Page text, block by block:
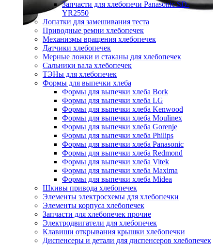
Запчасти для хлебопечи Panasonic SD-
YR2550
Лопатки для замешивания теста
Приводные ремни хлебопечек
Механизмы вращения хлебопечек
Датчики хлебопечек
Мерные ложки и стаканы для хлебопечек
Сальники вала хлебопечек
ТЭНы для хлебопечек
Формы для выпечки хлеба
Формы для выпечки хлеба Bork
Формы для выпечки хлеба LG
Формы для выпечки хлеба Kenwood
Формы для выпечки хлеба Moulinex
Формы для выпечки хлеба Gorenje
Формы для выпечки хлеба Philips
Формы для выпечки хлеба Panasonic
Формы для выпечки хлеба Redmond
Формы для выпечки хлеба Vitek
Формы для выпечки хлеба Maxima
Формы для выпечки хлеба Midea
Шкивы привода хлебопечек
Элементы электросхемы для хлебопечки
Элементы корпуса хлебопечек
Запчасти для хлебопечек прочие
Электродвигатели для хлебопечек
Клавиши открывания крышки хлебопечки
Диспенсеры и детали для диспенсеров хлебопечек